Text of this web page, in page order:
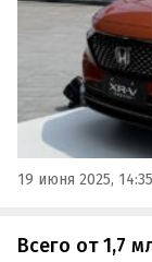
19 июня 2025, 14:35
Всего от 1,7